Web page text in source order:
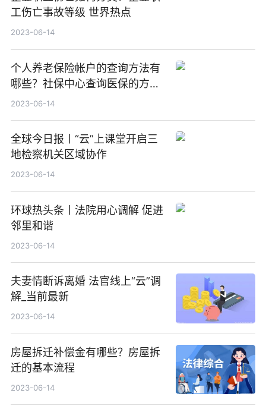
工伤亡事故等级 世界热点
2023-06-14
个人养老保险帐户的查询方法有
哪些？社保中心查询医保的方式
有哪些？-全球报道
2023-06-14
全球今日报丨“云”上课堂开启三
地检察机关区域协作
2023-06-14
环球热头条丨法院用心调解 促进
邻里和谐
2023-06-14
夫妻情断诉离婚 法官线上“云”调
解_当前最新
2023-06-14
房屋拆迁补偿金有哪些？房屋拆
迁的基本流程
2023-06-14